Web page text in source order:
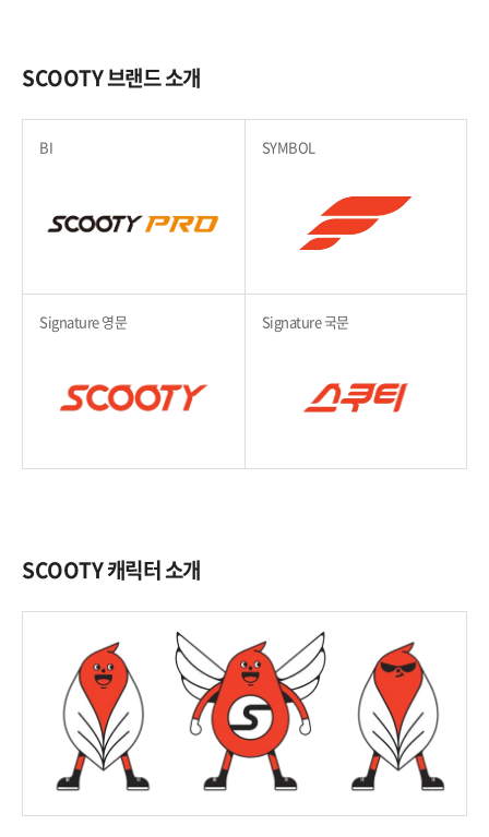
SCOOTY 브랜드 소개
BI SYMBOL
Signature 영문 Signature 국문
SCOOTY 캐릭터 소개